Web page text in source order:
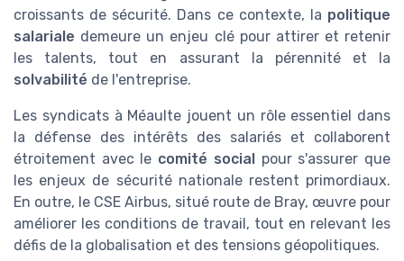
croissants de sécurité. Dans ce contexte, la politique
salariale demeure un enjeu clé pour attirer et retenir
les talents, tout en assurant la pérennité et la
solvabilité de l'entreprise.
Les syndicats à Méaulte jouent un rôle essentiel dans
la défense des intérêts des salariés et collaborent
étroitement avec le comité social
pour s'assurer que
les enjeux de sécurité nationale restent primordiaux.
En outre, le CSE Airbus, situé route de Bray, œuvre pour
améliorer les conditions de travail, tout en relevant les
défis de la globalisation et des tensions géopolitiques.